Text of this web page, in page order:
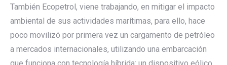
También Ecopetrol, viene trabajando, en mitigar el impacto
ambiental de sus actividades marítimas, para ello, hace
poco movilizó por primera vez un cargamento de petróleo
a mercados internacionales, utilizando una embarcación